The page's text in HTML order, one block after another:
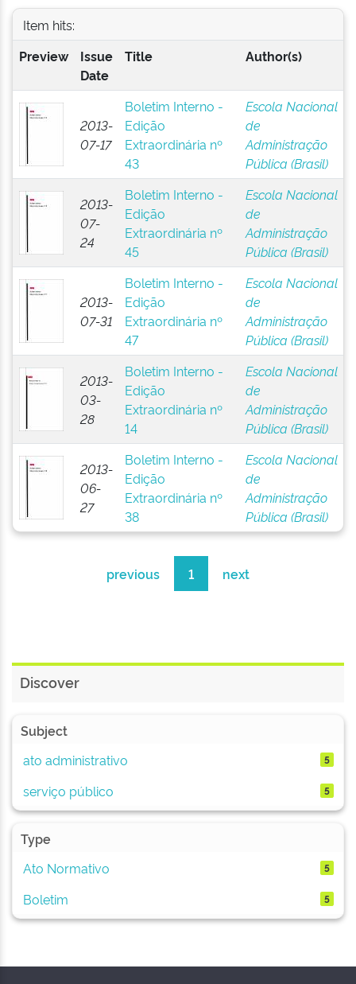
Item hits:
Preview
Issue
Date
Title Author(s)
2013-
07-17
Boletim Interno -
Edição
Extraordinária nº
43
Escola Nacional
de
Administração
Pública (Brasil)
2013-
07-
24
Boletim Interno -
Edição
Extraordinária nº
45
Escola Nacional
de
Administração
Pública (Brasil)
2013-
07-31
Boletim Interno -
Edição
Extraordinária nº
47
Escola Nacional
de
Administração
Pública (Brasil)
2013-
03-
28
Boletim Interno -
Edição
Extraordinária nº
14
Escola Nacional
de
Administração
Pública (Brasil)
2013-
06-
27
Boletim Interno -
Edição
Extraordinária nº
38
Escola Nacional
de
Administração
Pública (Brasil)
previous 1 next
Discover
Subject
ato administrativo
5
serviço público 5
Type
Ato Normativo
5
Boletim 5